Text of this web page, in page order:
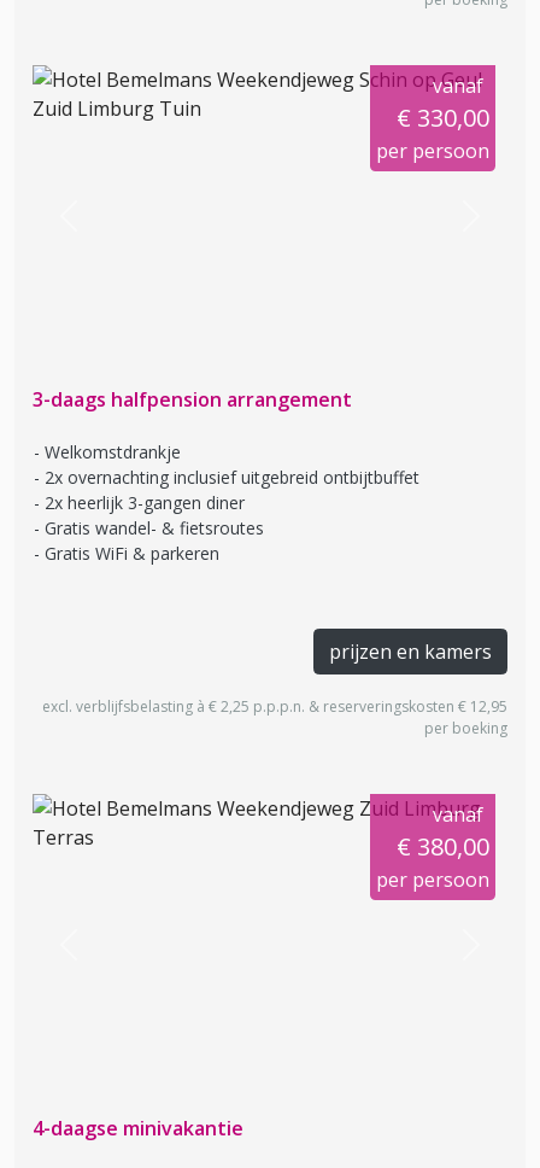
vanaf
€ 330,00
per persoon
3-daags halfpension arrangement
Welkomstdrankje
2x overnachting inclusief uitgebreid ontbijtbuffet
2x heerlijk 3-gangen diner
Gratis wandel- & fietsroutes
Gratis WiFi & parkeren
prijzen en kamers
excl. verblijfsbelasting à € 2,25 p.p.p.n. & reserveringskosten € 12,95
per boeking
vanaf
€ 380,00
per persoon
4-daagse minivakantie